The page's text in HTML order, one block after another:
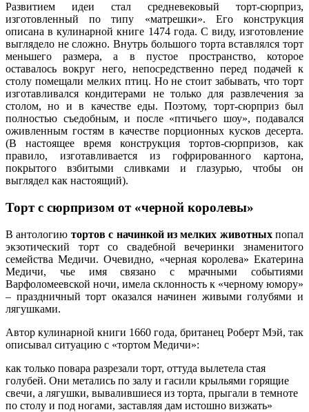
Развитием идеи стал средневековый торт-сюрприз,
изготовленный по типу «матрешки». Его конструкция
описана в кулинарной книге 1474 года. С виду, изготовление
выглядело не сложно. Внутрь большого торта вставлялся торт
меньшего размера, а в пустое пространство, которое
оставалось вокруг него, непосредственно перед подачей к
столу помещали мелких птиц. Но не стоит забывать, что торт
изготавливался кондитерами не только для развлечения за
столом, но и в качестве еды. Поэтому, торт-сюрприз был
полностью съедобным, и после «птичьего шоу», подавался
оживленным гостям в качестве порционных кусков десерта.
(В настоящее время конструкция тортов-сюрпризов, как
правило, изготавливается из гофрированного картона,
покрытого взбитыми сливками и глазурью, чтобы он
выглядел как настоящий).
Торт с сюрпризом от «черной королевы»
В антологию тортов с начинкой из мелких животныхпопал
экзотический торт со свадебной вечеринки знаменитого
семейства Медичи. Очевидно, «черная королева» Екатерина
Медичи, чье имя связано с мрачными событиями
Варфоломеевской ночи, имела склонность к «черному юмору»
– праздничный торт оказался начинен живыми голубями и
лягушками.
Автор кулинарной книги 1660 года, британец Роберт Мэй, так
описывал ситуацию с «тортом Медичи»:
как только повара разрезали торт, оттуда вылетела стая
голубей. Они метались по залу и гасили крыльями горящие
свечи, а лягушки, вывалившиеся из торта, прыгали в темноте
по столу и под ногами, заставляя дам истошно визжать»